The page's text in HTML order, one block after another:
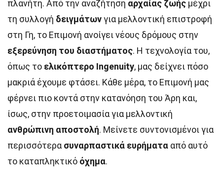
πλανήτη. Από την αναζήτηση αρχαίας ζωής μέχρι
τη συλλογή δειγμάτωνγια μελλοντική επιστροφή
στη Γη, το Επιμονή ανοίγει νέους δρόμους στην
εξερεύνηση του διαστήματος. Η τεχνολογία του,
όπως το ελικόπτερο Ingenuity, μας δείχνει πόσο
μακριά έχουμε φτάσει. Κάθε μέρα, το Επιμονή μας
φέρνει πιο κοντά στην κατανόηση του Άρη και,
ίσως, στην προετοιμασία για μελλοντική
ανθρώπινη αποστολή. Μείνετε συντονισμένοι για
περισσότερα συναρπαστικά ευρήματα από αυτό
το καταπληκτικό όχημα.